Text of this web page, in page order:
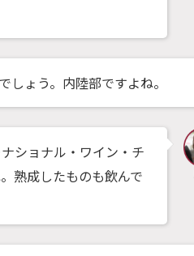
しょう。内陸部ですよね。
ショナル・ワイン・チ
熟成したものも飲んで